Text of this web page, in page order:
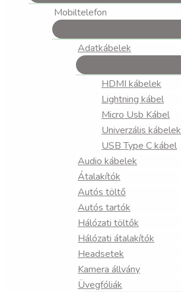
Mobiltelefon
Adatkábelek
HDMI kábelek
Lightning kábel
Micro Usb Kábel
Univerzális kábelek
USB Type C kábel
Audio kábelek
Átalakítók
Autós töltő
Autós tartók
Hálózati töltők
Hálózati átalakítók
Headsetek
Kamera állvány
Üvegfóliák